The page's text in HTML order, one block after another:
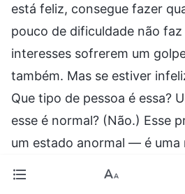
está feliz, consegue fazer
pouco de dificuldade não faz
interesses sofrerem um
também. Mas se estiver
Que tipo de pessoa é essa?
esse é normal? (Não.) Esse
um estado anormal — é uma